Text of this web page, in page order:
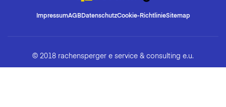
ImpressumAGBDatenschutzCookie-RichtlinieSitemap
© 2018 rachensperger e service & consulting e.u.